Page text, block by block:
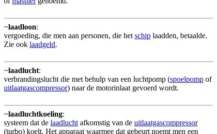
~laadloon:
vergoeding, die men aan personen, die het schip laadden, betaalde.
Zie ook laadgeld.
~laadlucht:
verbrandingslucht die met behulp van een luchtpomp (spoelpomp of
uitlaatgascompressor) naar de motorinlaat gevoerd wordt.
~laadluchtkoeling:
systeem dat de laadlucht afkomstig van de uitlaatgascompressor
(turbo) koelt. Het apparaat waarmee dat gebeurt noemt men een